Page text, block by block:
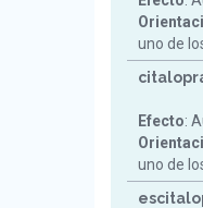
uno de
Efecto:
uno de